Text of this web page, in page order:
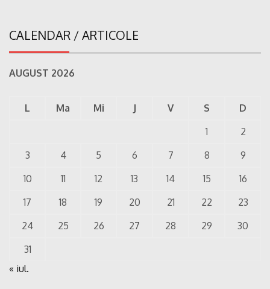
CALENDAR / ARTICOLE
AUGUST 2026
L Ma Mi J V S
D
1
2
3
4 5 6 7 8
9
10
11 12 13 14 15
16
17
18 19 20 21 22
23
24
25 26 27 28 29
30
31
« iul.